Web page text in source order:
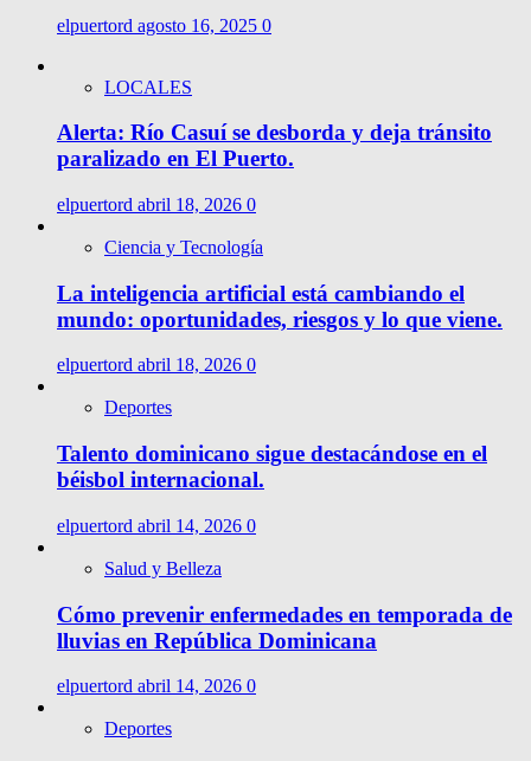
elpuertord agosto 16, 2025 0
LOCALES
Alerta: Río Casuí se desborda y deja tránsito
paralizado en El Puerto.
elpuertord abril 18, 2026 0
Ciencia y Tecnología
La inteligencia artificial está cambiando el
mundo: oportunidades, riesgos y lo que viene.
elpuertord abril 18, 2026 0
Deportes
Talento dominicano sigue destacándose en el
béisbol internacional.
elpuertord abril 14, 2026 0
Salud y Belleza
Cómo prevenir enfermedades en temporada de
lluvias en República Dominicana
elpuertord abril 14, 2026 0
Deportes